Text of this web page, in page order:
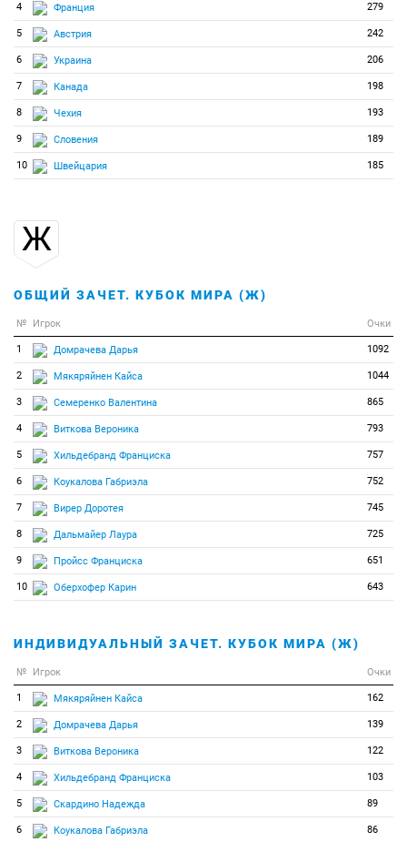
4 Франция 279
5 Австрия 242
6 Украина 206
7 Канада 198
8 Чехия 193
9 Словения 189
10 Швейцария 185
Ж
ОБЩИЙ ЗАЧЕТ. КУБОК МИРА (Ж)
№ Игрок Очки
1 Домрачева Дарья 1092
2 Мякяряйнен Кайса 1044
3 Семеренко Валентина 865
4 Виткова Вероника 793
5 Хильдебранд Франциска 757
6 Коукалова Габриэла 752
7 Вирер Доротея 745
8 Дальмайер Лаура 725
9 Пройсс Франциска 651
10 Оберхофер Карин 643
ИНДИВИДУАЛЬНЫЙ ЗАЧЕТ. КУБОК МИРА (Ж)
№ Игрок Очки
1 Мякяряйнен Кайса 162
2 Домрачева Дарья 139
3 Виткова Вероника 122
4 Хильдебранд Франциска 103
5 Скардино Надежда 89
6 Коукалова Габриэла 86